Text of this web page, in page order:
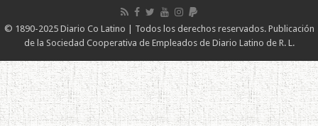
© 1890-2025 Diario Co Latino | Todos los derechos reservados. Publicación
de la Sociedad Cooperativa de Empleados de Diario Latino de R. L.